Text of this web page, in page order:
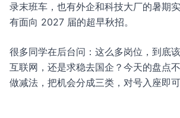
录末班车，也有外企和科技大厂的暑期
有面向 2027 届的超早秋招。
很多同学在后台问：这么多岗位，到底
互联网，还是求稳去国企？今天的盘点
做减法，把机会分成三类，对号入座即可